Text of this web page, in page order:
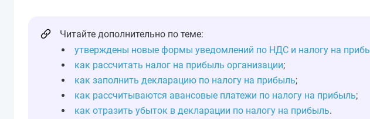
Читайте дополнительно по теме:
утверждены новые формы уведомлений по НДС и налогу на
как рассчитать налог на прибыль организации;
как заполнить декларацию по налогу на прибыль;
как рассчитываются авансовые платежи по налогу на прибыль;
как отразить убыток в декларации по налогу на прибыль.